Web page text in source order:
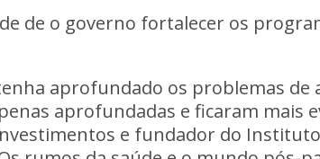
de o governo fortalecer os
aprofundado os problemas de
aprofundadas e ficaram mais
e fundador do